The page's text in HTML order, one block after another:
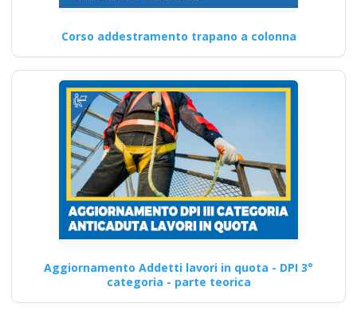
Corso addestramento trapano a colonna
Aggiornamento Addetti lavori in quota - DPI 3°
categoria - parte teorica